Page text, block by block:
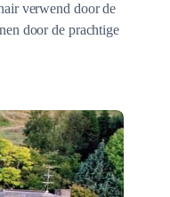
verwend door de
door de prachtige